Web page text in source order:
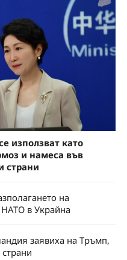
използват като
и намеса във
страни
на
НАТО в Украйна
заявиха на Тръмп,